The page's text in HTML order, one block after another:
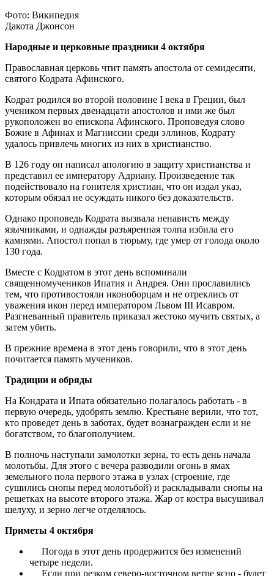
Фото: Википедия
Дакота Джонсон
Народные и церковные праздники 4 октября
Православная церковь чтит память апостола от семидесяти,
святого Кодрата Афинского.
Кодрат родился во второй половине I века в Греции, был
учеником первых двенадцати апостолов и ими же был
рукоположен во епископа Афинского. Проповедуя слово
Божие в Афинах и Магниссии среди эллинов, Кодрату
удалось привлечь многих из них в христианство.
В 126 году он написал апологию в защиту христианства и
представил ее императору Адриану. Произведение так
подействовало на гонителя христиан, что он издал указ,
которым обязал не осуждать никого без доказательств.
Однако проповедь Кодрата вызвала ненависть между
язычниками, и однажды разъяренная толпа избила его
камнями. Апостол попал в тюрьму, где умер от голода около
130 года.
Вместе с Кодратом в этот день вспоминали
священномучеников Ипатия и Андрея. Они прославились
тем, что противостояли иконоборцам и не отреклись от
уважения икон перед императором Львом III Исавром.
Разгневанный правитель приказал жестоко мучить святых, а
затем убить.
В прежние времена в этот день говорили, что в этот день
почитается память мучеников.
Традиции и обряды
На Кондрата и Ипата обязательно полагалось работать - в
первую очередь, удобрять землю. Крестьяне верили, что тот,
кто проведет день в заботах, будет вознагражден если и не
богатством, то благополучием.
В полночь наступали замолотки зерна, то есть день начала
молотьбы. Для этого с вечера разводили огонь в ямах
земельного пола первого этажа в узлах (строение, где
сушились снопы перед молотьбой) и раскладывали снопы на
решетках на высоте второго этажа. Жар от костра высушивал
шелуху, и зерно легче отделялось.
Приметы 4 октября
Погода в этот день продержится без изменений
четыре недели.
Если при резком северо-восточном ветре ясно - будет